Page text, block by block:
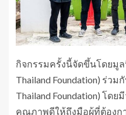
กิจกรรมครั้งนี้จัดขึ้นโดยมูล
Thailand Foundation) ร่ว
Thailand Foundation) โด
คุณภาพดีให้ถึงมือผู้ที่ต้องก